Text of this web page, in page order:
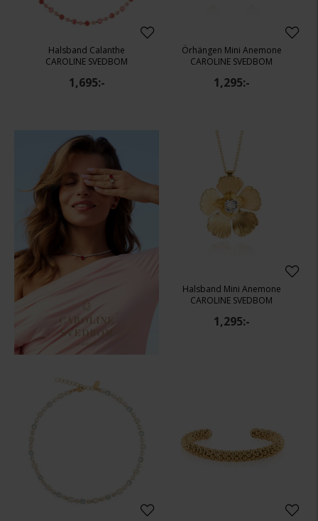
Halsband Calanthe
CAROLINE SVEDBOM
1,695:-
Örhängen Mini Anemone
CAROLINE SVEDBOM
1,295:-
Halsband Mini Anemone
CAROLINE SVEDBOM
1,295:-